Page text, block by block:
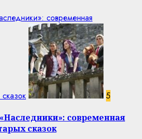
современная
5
современная
сказок